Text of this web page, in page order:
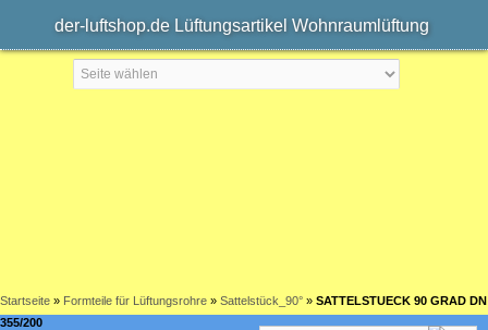
der-luftshop.de Lüftungsartikel Wohnraumlüftung
Startseite » Formteile für Lüftungsrohre » Sattelstück_90° » SATTELSTUECK 90 GRAD DN
355/200